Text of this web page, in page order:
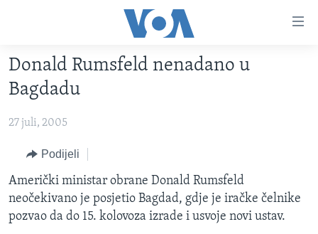
glavni
sadržaj
na
navigaciju
Idi
na
pretragu
VIDEO
FOTOGRAFIJE DANA
VIJESTI
SJEDINJENE AMERIČKE DRŽAVE
BOSNA I HERCEGOVINA
NAUKA I TEHNOLOGIJA
SPECIJALNI PROJEKTI
Donald Rumsfeld nenadano u
Bagdadu
27 juli, 2005
Podijeli
Američki ministar obrane Donald Rumsfeld
neočekivano je posjetio Bagdad, gdje je iračke čelnike
pozvao da do 15. kolovoza izrade i usvoje novi ustav.